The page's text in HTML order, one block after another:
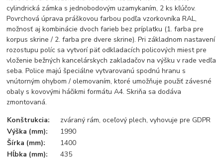
cylindrická zámka s jednobodovým uzamykaním, 2 ks kľúčov.
Povrchová úprava práškovou farbou podľa vzorkovníka RAL,
možnosť aj kombinácie dvoch farieb bez príplatku (1. farba pre
korpus skrine / 2. farba pre dvere skrine). Pri základnom nastavení
rozostupu políc sa vytvorí päť odkladacích policových miest pre
vloženie bežných kancelárskych zakladačov na výšku v rade vedľa
seba. Police majú špeciálne vytvarovanú spodnú hranu s
vnútorným ohybom / olemovaním, ktoré umožňuje použiť závesné
obaly s kovovými háčikmi formátu A4. Skriňa sa dodáva
zmontovaná.
Konštrukcia:
zváraný rám, oceľový plech, vyhovuje pre GDPR
Výška (mm):
1990
Šírka (mm):
1400
Hĺbka (mm):
435